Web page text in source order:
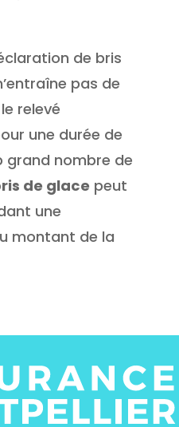
de bris
pas de
relevé
une durée de
grand nombre de
de glace peut
une
montant de la